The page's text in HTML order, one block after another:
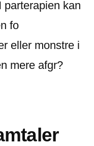
parterapien kan
fo
eller monstre i
mere afgr?